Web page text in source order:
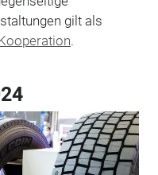
gilt als
.